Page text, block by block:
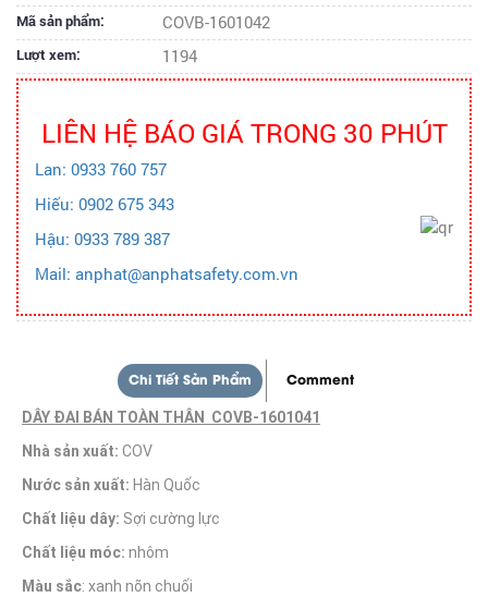
Mã sản phẩm: COVB-1601042
Lượt xem: 1194
LIÊN HỆ BÁO GIÁ TRONG 30 PHÚT
Lan: 0933 760 757
Hiếu: 0902 675 343
Hậu: 0933 789 387
Mail: anphat@anphatsafety.com.vn
Chi Tiết Sản Phẩm Comment
DÂY ĐAI BÁN TOÀN THÂN COVB-1601041
Nhà sản xuất: COV
Nước sản xuất: Hàn Quốc
Chất liệu dây: Sợi cường lực
Chất liệu móc: nhôm
Màu sắc: xanh nõn chuối